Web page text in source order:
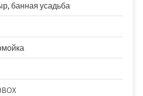
банная усадьба